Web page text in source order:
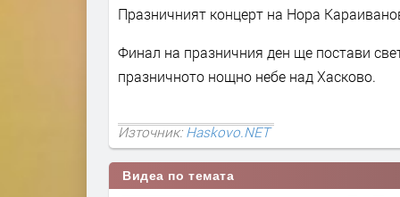
Празничният концерт на Нора
Финал на празничния ден ще постави
празничното нощно небе над Хасково.
Източник:Haskovo.NET
Видеа по темата